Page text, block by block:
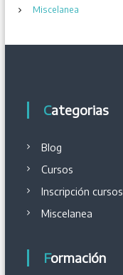
Miscelanea
Categorias
Blog
Cursos
Inscripción cursos
Miscelanea
Formación